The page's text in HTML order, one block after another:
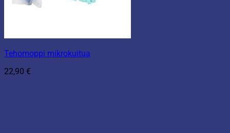
Tehomoppi mikrokuitua
22,90 €